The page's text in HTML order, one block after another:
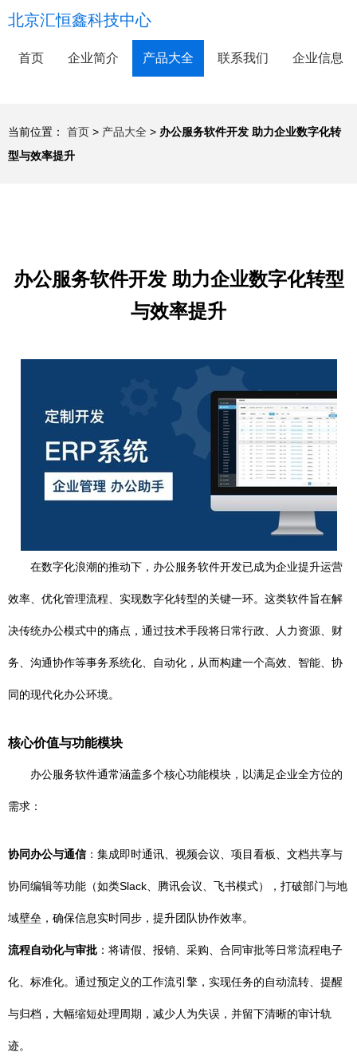
北京汇恒鑫科技中心
首页 企业简介 产品大全 联系我们 企业信息
当前位置： 首页 > 产品大全 > 办公服务软件开发 助力企业数字化转
型与效率提升
办公服务软件开发 助力企业数字化转型
与效率提升
在数字化浪潮的推动下，办公服务软件开发已成为企业提升运营
效率、优化管理流程、实现数字化转型的关键一环。这类软件旨在解
决传统办公模式中的痛点，通过技术手段将日常行政、人力资源、财
务、沟通协作等事务系统化、自动化，从而构建一个高效、智能、协
同的现代化办公环境。
核心价值与功能模块
办公服务软件通常涵盖多个核心功能模块，以满足企业全方位的
需求：
协同办公与通信：集成即时通讯、视频会议、项目看板、文档共享与
协同编辑等功能（如类Slack、腾讯会议、飞书模式），打破部门与地
域壁垒，确保信息实时同步，提升团队协作效率。
流程自动化与审批 ：将请假、报销、采购、合同审批等日常流程电子
化、标准化。通过预定义的工作流引擎，实现任务的自动流转、提醒
与归档，大幅缩短处理周期，减少人为失误，并留下清晰的审计轨
迹。